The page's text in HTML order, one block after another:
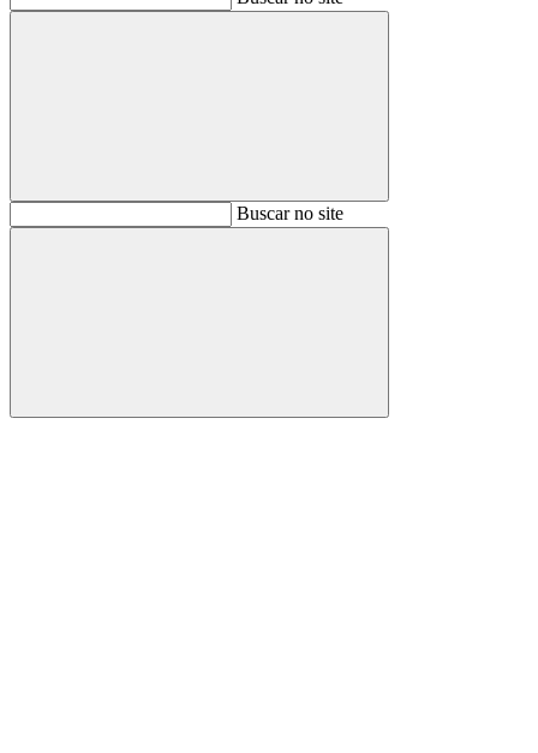
BuscarBuscar no site
Buscar